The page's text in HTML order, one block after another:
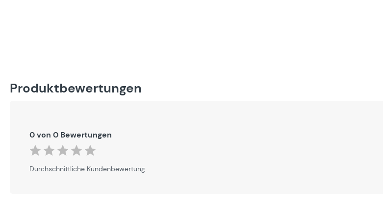
Produktbewertungen
0 von 0 Bewertungen
Durchschnittliche Bewertung von 0 von 5 Sternen
Durchschnittliche Kundenbewertung